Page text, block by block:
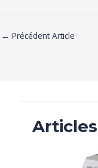
← Précédent Article